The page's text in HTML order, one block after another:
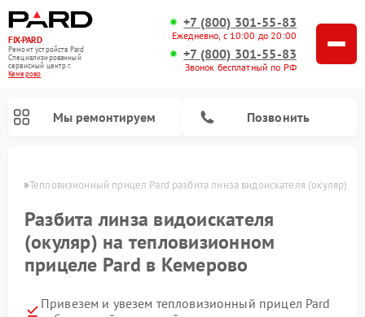
FIX-PARD
Ремонт устройств Pard
Специализированный
cервисный центр г.
Кемерово
+7 (800) 301-55-83
Ежедневно, с 10:00 до 20:00
+7 (800) 301-55-83
Звонок бесплатный по РФ
Мы ремонтируем Позвонить
Тепловизионный прицел Pard разбита линза видоискателя (окуляр)
Разбита линза видоискателя
(окуляр) на тепловизионном
прицеле Pard в Кемерово
Привезем и увезем тепловизионный прицел Pard